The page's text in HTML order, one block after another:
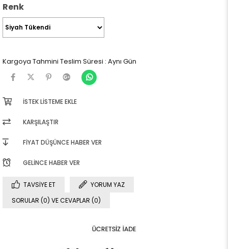
Renk
Kargoya Tahmini Teslim Süresi : Aynı Gün
İSTEK LISTEME EKLE
KARŞILAŞTIR
FIYAT DÜŞÜNCE HABER VER
GELINCE HABER VER
TAVSIYE ET
YORUM YAZ
SORULAR (0) VE CEVAPLAR (0)